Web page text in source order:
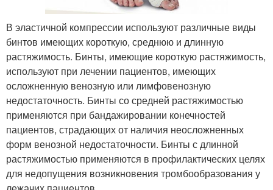
В эластичной компрессии используют различные виды
бинтов имеющих короткую, среднюю и длинную
растяжимость. Бинты, имеющие короткую растяжимость,
используют при лечении пациентов, имеющих
осложненную венозную или лимфовенозную
недостаточность. Бинты со средней растяжимостью
применяются при бандажировании конечностей
пациентов, страдающих от наличия неосложненных
форм венозной недостаточности. Бинты с длинной
растяжимостью применяются в профилактических целях
для недопущения возникновения тромбообразования у